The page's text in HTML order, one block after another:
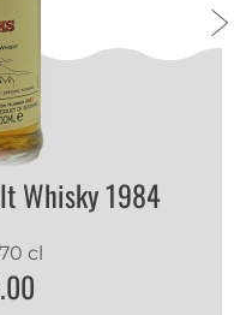
Whisky 1984
cl